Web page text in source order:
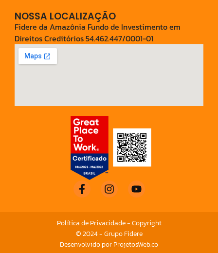
NOSSA LOCALIZAÇÃO
Fidere da Amazônia Fundo de Investimento em
Direitos Creditórios 54.462.447/0001-01
Política de Privacidade - Copyright
© 2024 - Grupo Fidere
Desenvolvido por ProjetosWeb.co